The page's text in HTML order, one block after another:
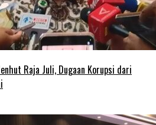
Raja Juli, Dugaan Korupsi dari